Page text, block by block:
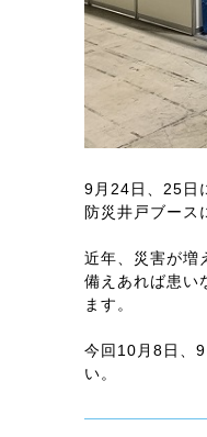
9月24日、25日
防災井戸ブース
近年、災害が増
備えあれば患い
ます。
今回10月8日、
い。